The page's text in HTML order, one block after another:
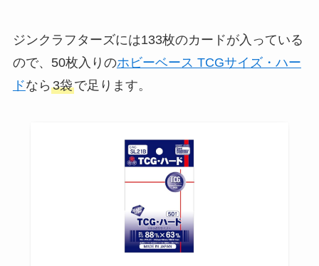
ジンクラフターズには133枚のカードが入っている
ので、50枚入りのホビーベース TCGサイズ・ハー
ドなら 3袋で足ります。